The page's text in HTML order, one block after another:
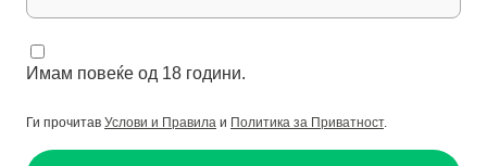
Имам повеќе од 18 години.
Ги прочитав Услови и Правила и Политика за Приватност.